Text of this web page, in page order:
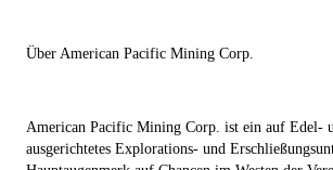
Über American Pacific Mining Corp.
American Pacific Mining Corp. ist ein auf Edel-
ausgerichtetes Explorations- und